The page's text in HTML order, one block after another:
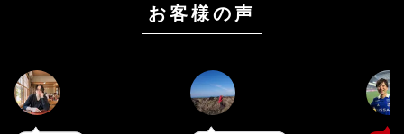
お客様の声